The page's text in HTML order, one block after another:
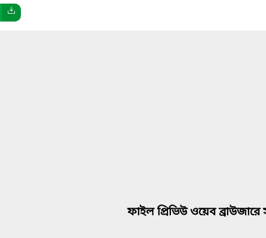
ফাইল প্রিভিউ ওয়েব ব্রাউজারে